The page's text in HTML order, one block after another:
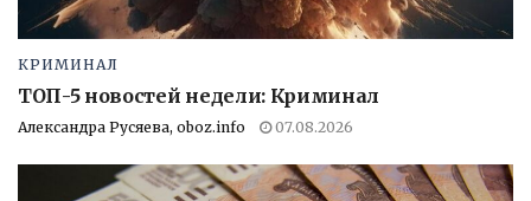
КРИМИНАЛ
ТОП-5 новостей недели: Криминал
Александра Русяева, oboz.info 07.08.2026